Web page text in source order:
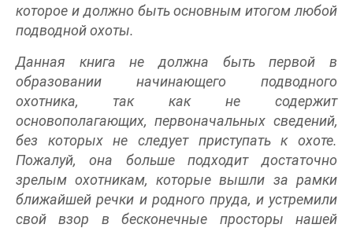
которое и должно быть основным итогом любой
подводной охоты.
Данная книга не должна быть первой в
образовании начинающего подводного
охотника, так как не содержит
основополагающих, первоначальных сведений,
без которых не следует приступать к охоте.
Пожалуй, она больше подходит достаточно
зрелым охотникам, которые вышли за рамки
ближайшей речки и родного пруда, и устремили
свой взор в бесконечные просторы нашей